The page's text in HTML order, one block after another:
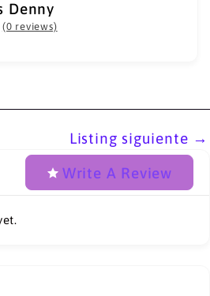
Denny
(0 reviews)
Listing siguiente →
Write A Review